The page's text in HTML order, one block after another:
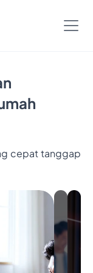
cepat tanggap
Bayar
Bulan,
Bulan
Cukup
Bayar